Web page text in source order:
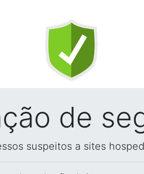
de
suspeitos a sites